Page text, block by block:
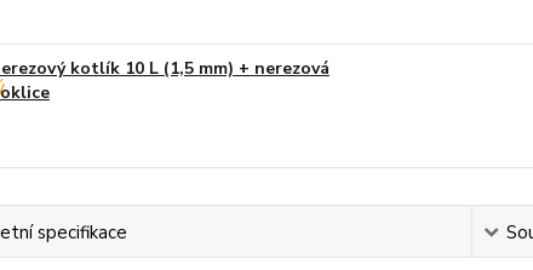
kotlík 10 L (1,5 mm) + nerezová
specifikace